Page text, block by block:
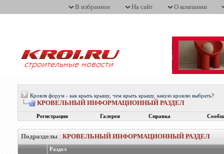
В избранное На сайт О компании
Кровля форум - как крыть крышу, чем крыть крышу, какую кровлю выбрать?
КРОВЕЛЬНЫЙ ИНФОРМАЦИОННЫЙ РАЗДЕЛ
Регистрация Галерея Справка
Подразделы: КРОВЕЛЬНЫЙ ИНФОРМАЦИОННЫЙ РАЗДЕЛ
Раздел